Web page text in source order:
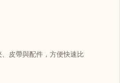
皮帶與配件，方便快速比